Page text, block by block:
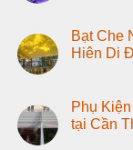
Bạt Che
Hiên Di
Phụ
tại Cần